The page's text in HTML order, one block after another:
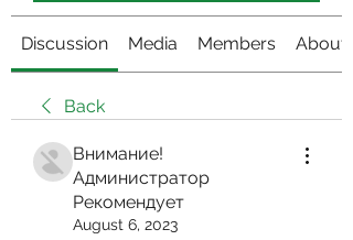
Discussion Media Members About
Back
Внимание!
Администратор
Рекомендует
August 6, 2023